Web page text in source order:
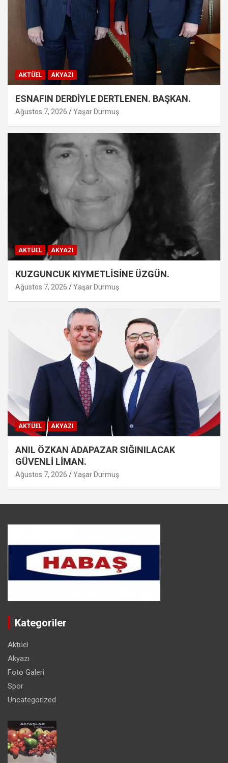
AKTÜEL AKYAZI
ESNAFIN DERDİYLE DERTLENEN. BAŞKAN.
Ağustos 7, 2026 Yaşar Durmuş
AKTÜEL AKYAZI
KUZGUNCUK KIYMETLİSİNE ÜZGÜN.
Ağustos 7, 2026 Yaşar Durmuş
AKTÜEL AKYAZI
ANIL ÖZKAN ADAPAZAR SIĞINILACAK
GÜVENLİ LİMAN.
Ağustos 7, 2026 Yaşar Durmuş
Kategoriler
Aktüel
Akyazı
Foto Galeri
Spor
Uncategorized